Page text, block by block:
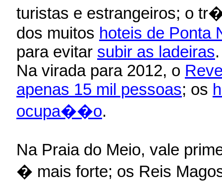
turistas e estrangeiros; o
dos muitos hoteis de Ponta
para evitar subir as ladeiras.
Na virada para 2012, o
apenas 15 mil pessoas; os
ocupa��o.
Na Praia do Meio, vale
� mais forte; os Reis